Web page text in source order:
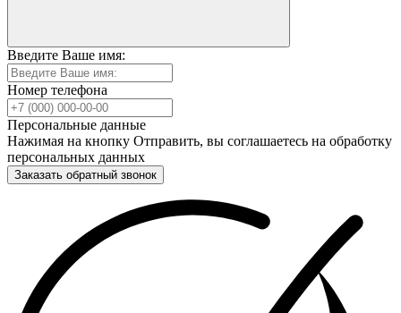
Введите Ваше имя:
Номер телефона
Персональные данные
Нажимая на кнопку Отправить, вы соглашаетесь на обработку
персональных данных
Заказать обратный звонок